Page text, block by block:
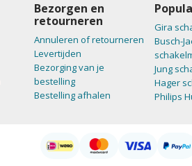
Bezorgen en
retourneren
Annuleren of retourneren
Levertijden
Bezorging van je
bestelling
Bestelling afhalen
Gira
Busch-
Jung
Hager
Philips